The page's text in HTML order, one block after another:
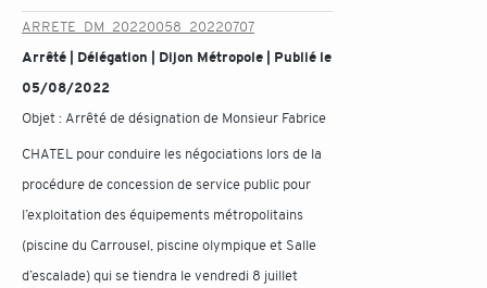
ARRETE_DM_20220058_20220707
Arrêté | Délégation | Dijon Métropole | Publié le
05/08/2022
Objet : Arrêté de désignation de Monsieur Fabrice
CHATEL pour conduire les négociations lors de la
procédure de concession de service public pour
l’exploitation des équipements métropolitains
(piscine du Carrousel, piscine olympique et Salle
d’escalade) qui se tiendra le vendredi 8 juillet